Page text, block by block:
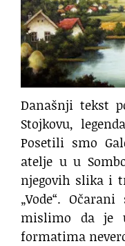
Današnji tekst
Stojkovu,
Posetili smo
atelje u u
njegovih slika i
„Vode“.
mislimo da je
formatima